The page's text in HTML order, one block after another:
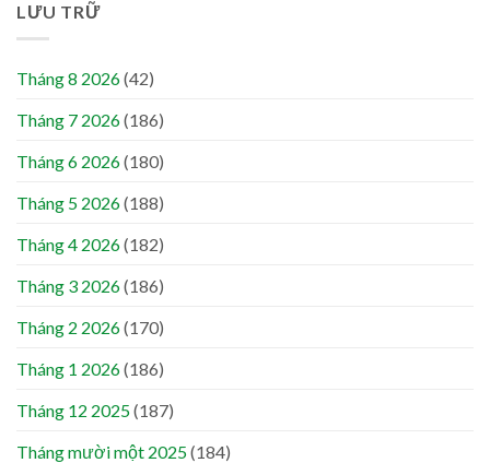
LƯU TRỮ
Tháng 8 2026(42)
Tháng 7 2026(186)
Tháng 6 2026(180)
Tháng 5 2026(188)
Tháng 4 2026(182)
Tháng 3 2026(186)
Tháng 2 2026(170)
Tháng 1 2026(186)
Tháng 12 2025(187)
Tháng mười một 2025(184)